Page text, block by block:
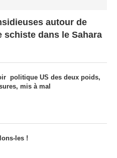
autour de
schiste dans le Sahara
politique US des deux poids,
mis à mal
les !